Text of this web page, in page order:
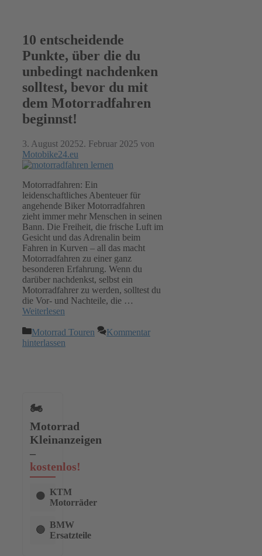
10 entscheidende
Punkte, über die du
unbedingt nachdenken
solltest, bevor du mit
dem Motorradfahren
beginnst!
3. August 20252. Februar 2025 von
Motobike24.eu
Motorradfahren: Ein
leidenschaftliches Abenteuer für
angehende Biker Motorradfahren
zieht immer mehr Menschen in seinen
Bann. Die Freiheit, die frische Luft im
Gesicht und das Adrenalin beim
Fahren in Kurven – all das macht
Motorradfahren zu einer ganz
besonderen Erfahrung. Wenn du
darüber nachdenkst, selbst ein
Motorradfahrer zu werden, solltest du
die Vor- und Nachteile, die …
Weiterlesen
Kategorien
Motorrad Touren
Kommentar
hinterlassen
🏍️
Motorrad
Kleinanzeigen
–
kostenlos!
🟠 KTM
Motorräder
🔵
BMW
Ersatzteile